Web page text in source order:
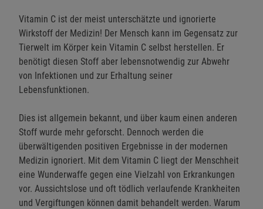
Vitamin C ist der meist unterschätzte und ignorierte
Wirkstoff der Medizin! Der Mensch kann im Gegensatz zur
Tierwelt im Körper kein Vitamin C selbst herstellen. Er
benötigt diesen Stoff aber lebensnotwendig zur Abwehr
von Infektionen und zur Erhaltung seiner
Lebensfunktionen.
Dies ist allgemein bekannt, und über kaum einen anderen
Stoff wurde mehr geforscht. Dennoch werden die
überwältigenden positiven Ergebnisse in der modernen
Medizin ignoriert. Mit dem Vitamin C liegt der Menschheit
eine Wunderwaffe gegen eine Vielzahl von Erkrankungen
vor. Aussichtslose und oft tödlich verlaufende Krankheiten
und Vergiftungen können damit behandelt werden. Warum